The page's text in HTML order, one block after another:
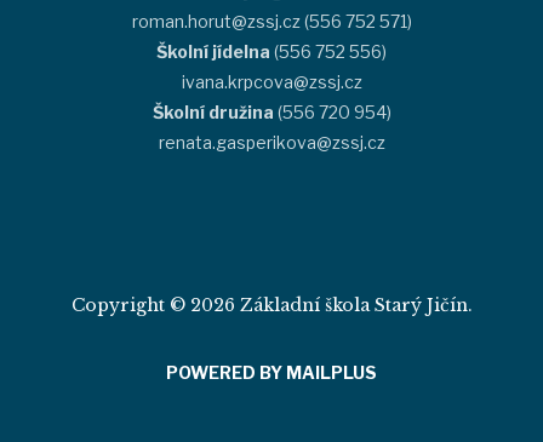
roman.horut@zssj.cz (556 752 571)
Školní jídelna (556 752 556)
ivana.krpcova@zssj.cz
Školní družina (556 720 954)
renata.gasperikova@zssj.cz
Copyright © 2026 Základní škola Starý Jičín.
POWERED BY MAILPLUS